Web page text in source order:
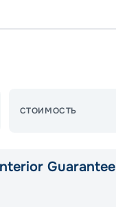
СТОИМОСТЬ